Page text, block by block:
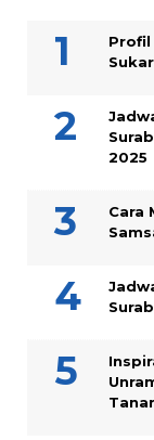
Profil
2025
Cara